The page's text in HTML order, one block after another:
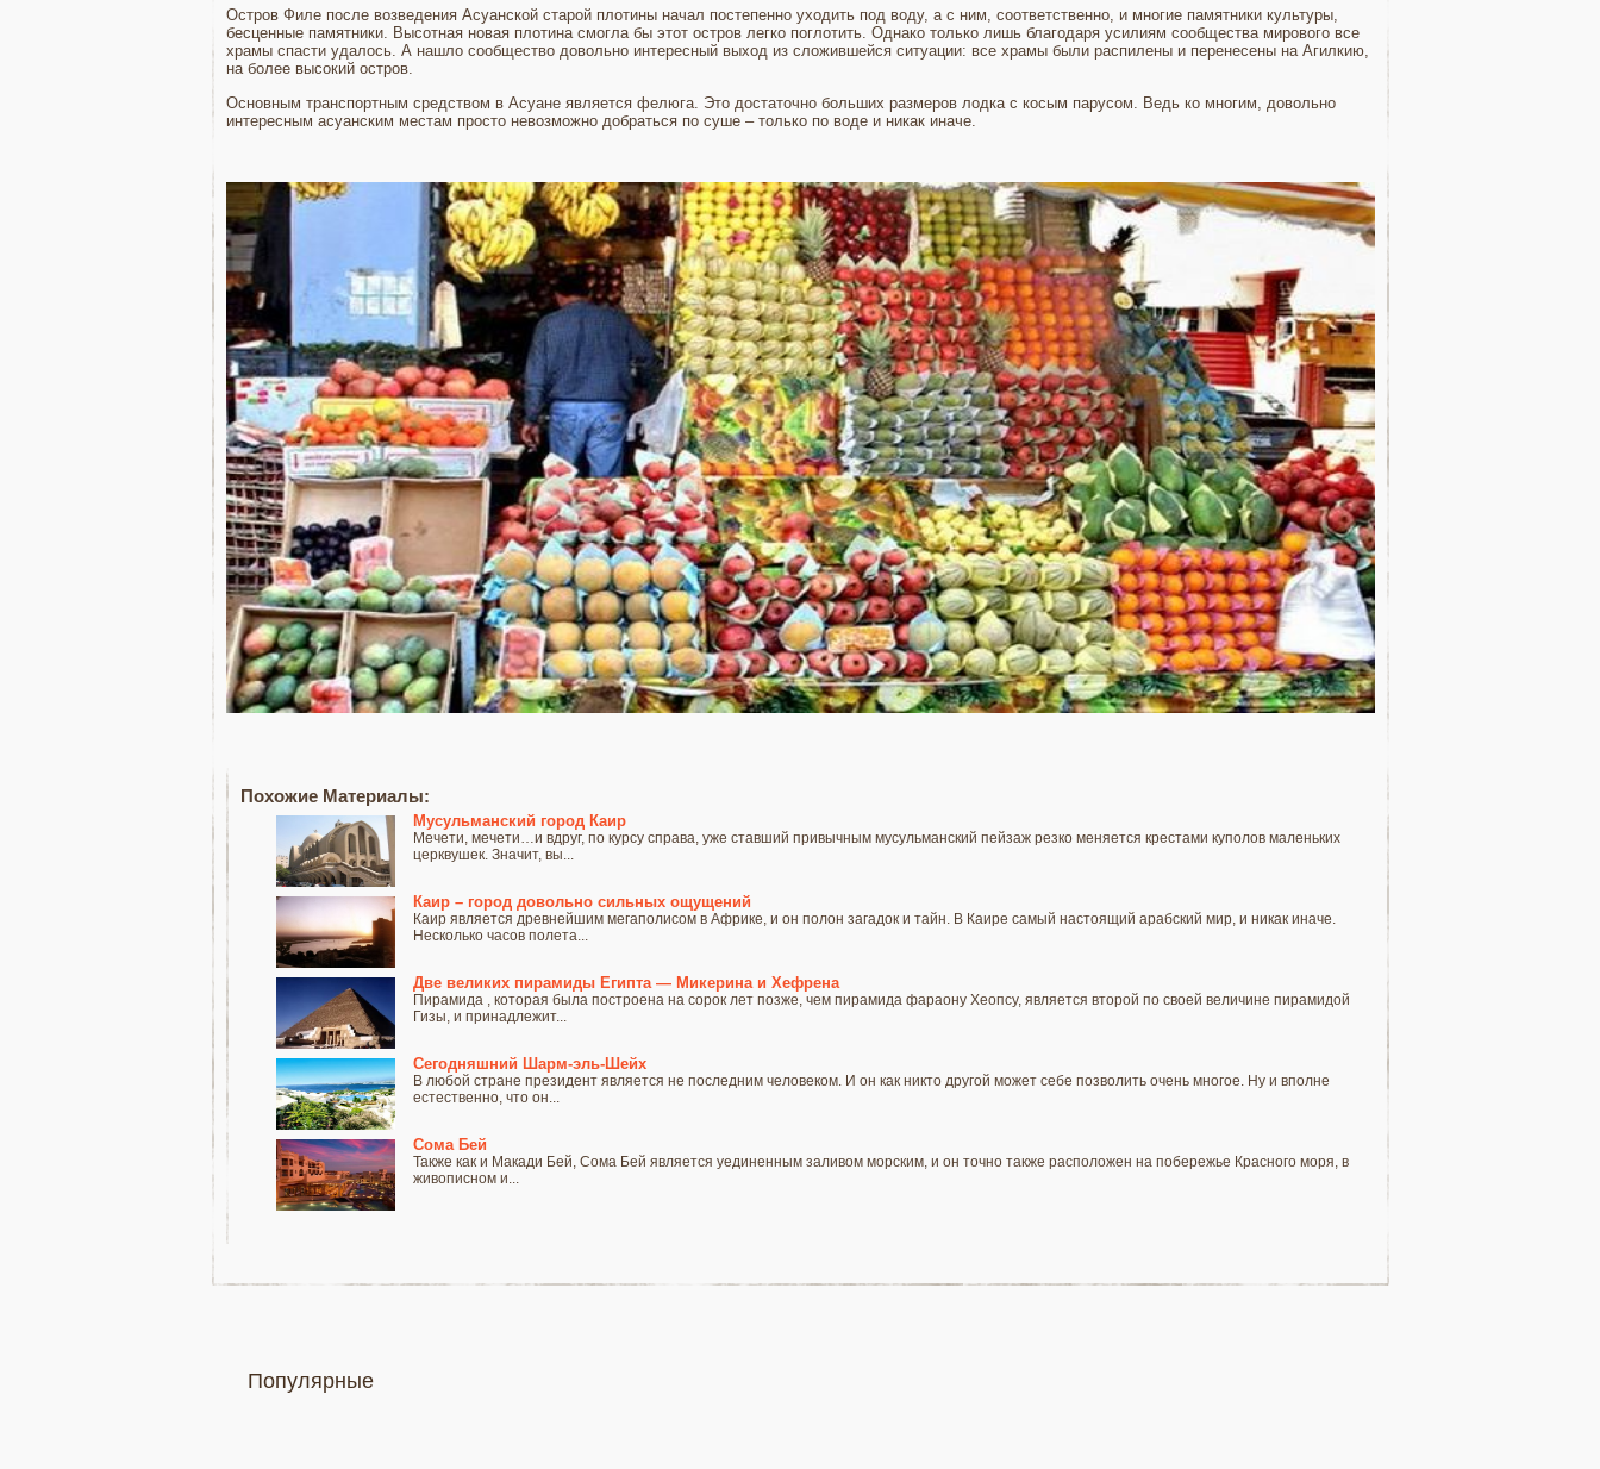
Остров Филе после возведения Асуанской старой плотины начал постепенно уходить под воду, а с ним, соответственно, и многие памятники культуры,
бесценные памятники. Высотная новая плотина смогла бы этот остров легко поглотить. Однако только лишь благодаря усилиям сообщества мирового все
храмы спасти удалось. А нашло сообщество довольно интересный выход из сложившейся ситуации: все храмы были распилены и перенесены на Агилкию,
на более высокий остров.
Основным транспортным средством в Асуане является фелюга. Это достаточно больших размеров лодка с косым парусом. Ведь ко многим, довольно
интересным асуанским местам просто невозможно добраться по суше – только по воде и никак иначе.
Похожие Материалы:
Мусульманский город Каир
Мечети, мечети…и вдруг, по курсу справа, уже ставший привычным мусульманский пейзаж резко меняется крестами куполов маленьких
церквушек. Значит, вы...
Каир – город довольно сильных ощущений
Каир является древнейшим мегаполисом в Африке, и он полон загадок и тайн. В Каире самый настоящий арабский мир, и никак иначе.
Несколько часов полета...
Две великих пирамиды Египта — Микерина и Хефрена
Пирамида , которая была построена на сорок лет позже, чем пирамида фараону Хеопсу, является второй по своей величине пирамидой
Гизы, и принадлежит...
Сегодняшний Шарм-эль-Шейх
В любой стране президент является не последним человеком. И он как никто другой может себе позволить очень многое. Ну и вполне
естественно, что он...
Сома Бей
Также как и Макади Бей, Сома Бей является уединенным заливом морским, и он точно также расположен на побережье Красного моря, в
живописном и...
Популярные